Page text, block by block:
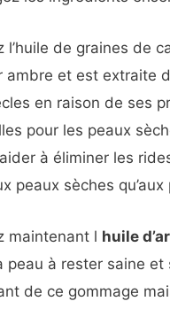
l’huile de graines de
ambre et est extraite
en raison de ses
pour les peaux
à éliminer les
peaux sèches
maintenant l huile
peau à rester saine
de ce gommage